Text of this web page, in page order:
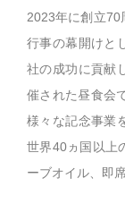
2023年に創立70
行事の幕開けと
社の成功に貢献
催された昼食会
様々な記念事業
世界40ヵ国以上
ーブオイル、即